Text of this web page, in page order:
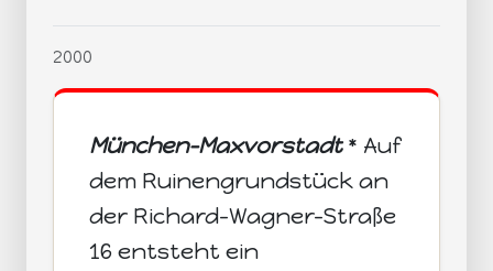
2000
München-Maxvorstadt* Auf
dem Ruinengrundstück an
der Richard-Wagner-Straße
16 entsteht ein